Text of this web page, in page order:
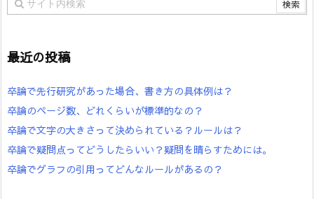
最近の投稿
卒論で先行研究があった場合、書き方の具体例は？
卒論のページ数、どれくらいが標準的なの？
卒論で文字の大きさって決められている？ルールは？
卒論で疑問点ってどうしたらいい？疑問を晴らすためには。
卒論でグラフの引用ってどんなルールがあるの？